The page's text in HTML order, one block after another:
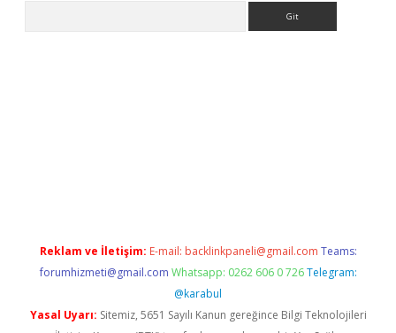
Reklam ve İletişim: E-mail: backlinkpaneli@gmail.com Teams:
forumhizmeti@gmail.com Whatsapp: 0262 606 0 726 Telegram:
@karabul
Yasal Uyarı: Sitemiz, 5651 Sayılı Kanun gereğince Bilgi Teknolojileri